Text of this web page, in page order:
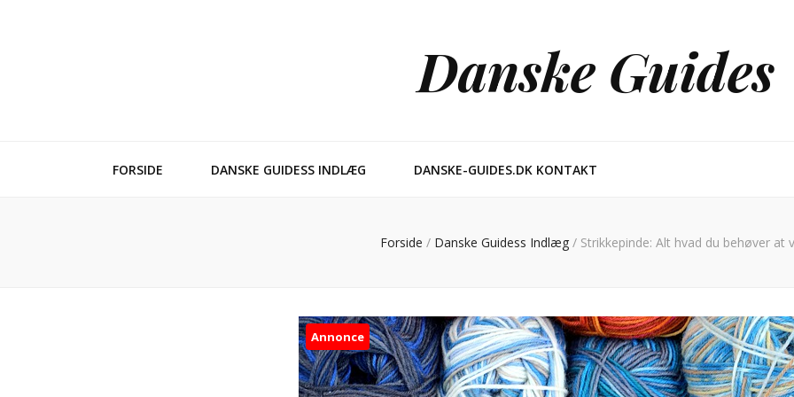
Danske Guides
FORSIDE DANSKE GUIDESS INDLÆG DANSKE-GUIDES.DK KONTAKT
Forside / Danske Guidess Indlæg / Strikkepinde: Alt hvad du behøver at
Annonce